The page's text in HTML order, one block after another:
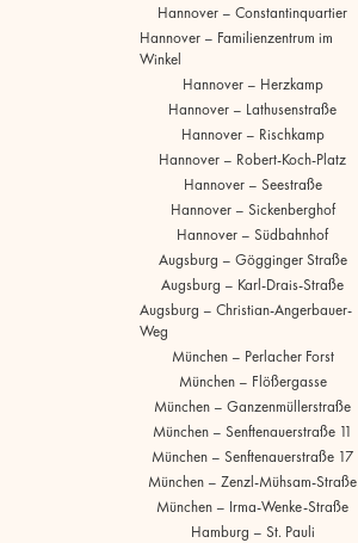
Hannover – Constantinquartier
Hannover – Familienzentrum im
Winkel
Hannover – Herzkamp
Hannover – Lathusenstraße
Hannover – Rischkamp
Hannover – Robert-Koch-Platz
Hannover – Seestraße
Hannover – Sickenberghof
Hannover – Südbahnhof
Augsburg – Gögginger Straße
Augsburg – Karl-Drais-Straße
Augsburg – Christian-Angerbauer-
Weg
München – Perlacher Forst
München – Flößergasse
München – Ganzenmüllerstraße
München – Senftenauerstraße 11
München – Senftenauerstraße 17
München – Zenzl-Mühsam-Straße
München – Irma-Wenke-Straße
Hamburg – St. Pauli